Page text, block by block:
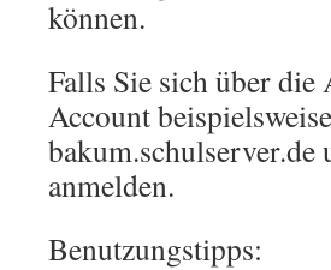
können.
Falls Sie sich über die
Account
bakum.schulserver.de
anmelden.
Benutzungstipps: